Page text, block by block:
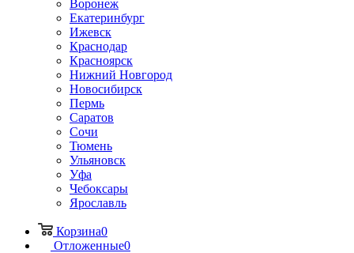
Воронеж
Екатеринбург
Ижевск
Краснодар
Красноярск
Нижний Новгород
Новосибирск
Пермь
Саратов
Сочи
Тюмень
Ульяновск
Уфа
Чебоксары
Ярославль
Корзина0
Отложенные0